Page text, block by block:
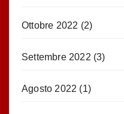
Ottobre 2022 (2)
Settembre 2022 (3)
Agosto 2022 (1)